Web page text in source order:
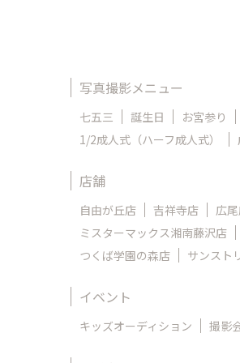
写真撮影メニュー
七五三 誕生日 お宮参り
1/2成人式（ハーフ成人式）
店舗
自由が丘店 吉祥寺店 広
ミスターマックス湘南藤沢店
つくば学園の森店
サンスト
イベント
キッズオーディション 撮影